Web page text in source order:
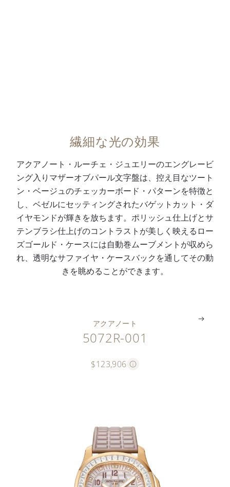
繊細な光の効果
アクアノート・ルーチェ・ジュエリーのエングレービ
ング入りマザーオブパール文字盤は、控え目なツート
ン・ベージュのチェッカーボード・パターンを特徴と
し、ベゼルにセッティングされたバゲットカット・ダ
イヤモンドが輝きを放ちます。ポリッシュ仕上げとサ
テンブラシ仕上げのコントラストが美しく映えるロー
ズゴールド・ケースには自動巻ムーブメントが収めら
れ、透明なサファイヤ・ケースバックを通してその動
きを眺めることができます。
ー
2
6
-
3
3
0
S
アクアノート
5072R-001
$123,906